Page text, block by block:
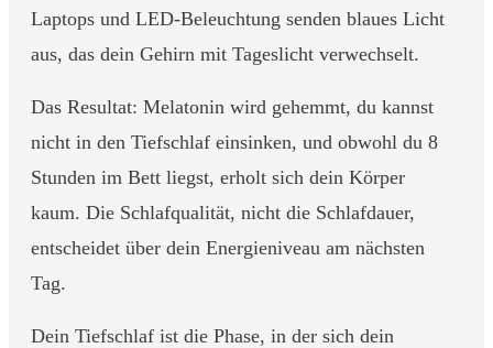
Laptops und LED-Beleuchtung senden blaues Licht
aus, das dein Gehirn mit Tageslicht verwechselt.
Das Resultat: Melatonin wird gehemmt, du kannst
nicht in den Tiefschlaf einsinken, und obwohl du 8
Stunden im Bett liegst, erholt sich dein Körper
kaum. Die Schlafqualität, nicht die Schlafdauer,
entscheidet über dein Energieniveau am nächsten
Tag.
Dein Tiefschlaf ist die Phase, in der sich dein